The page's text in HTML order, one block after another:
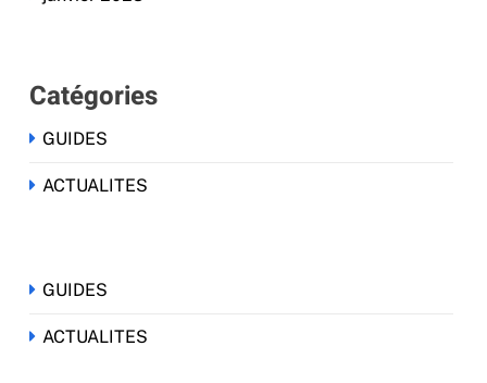
Catégories
GUIDES
ACTUALITES
GUIDES
ACTUALITES